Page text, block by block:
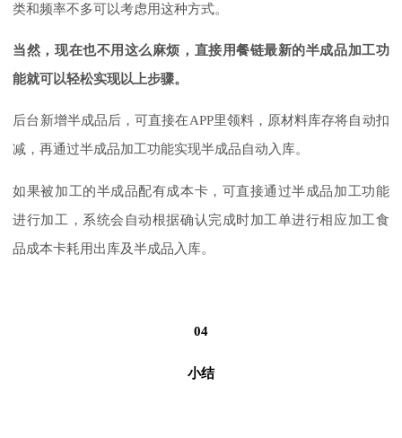
类和频率不多可以考虑用这种方式。
当然，现在也不用这么麻烦，直接用餐链最新的半成品加工功
能就可以轻松实现以上步骤。
后台新增半成品后，可直接在APP里领料，原材料库存将自动扣
减，再通过半成品加工功能实现半成品自动入库。
如果被加工的半成品配有成本卡，可直接通过半成品加工功能
进行加工，系统会自动根据确认完成时加工单进行相应加工食
品成本卡耗用出库及半成品入库。
04
小结